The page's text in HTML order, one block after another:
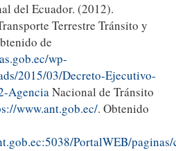
del Ecuador. (2012).
Terrestre Tránsito y
de
wp-
2015/03/Decreto-Ejecutivo-
AgenciaNacional de Tránsito
www.ant.gob.ec/. Obtenido
PortalWEB/